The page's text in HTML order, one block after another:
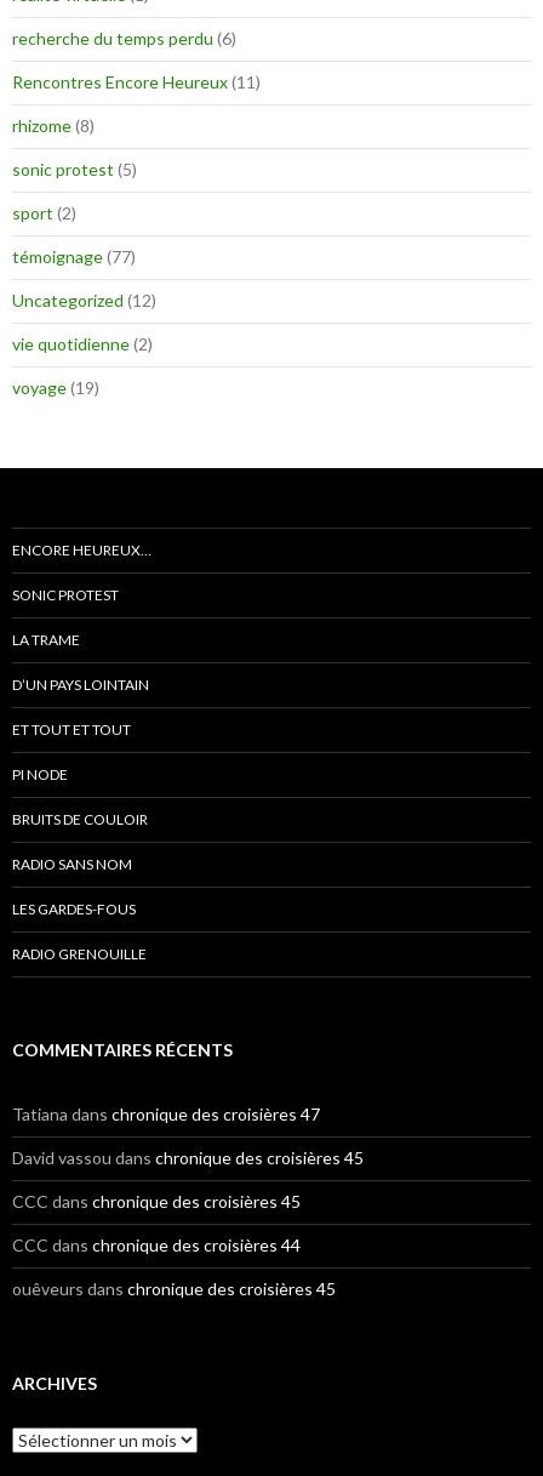
recherche du temps perdu (6)
Rencontres Encore Heureux(11)
rhizome(8)
sonic protest (5)
sport (2)
témoignage(77)
Uncategorized (12)
vie quotidienne(2)
voyage(19)
ENCORE HEUREUX…
SONIC PROTEST
LA TRAME
D’UN PAYS LOINTAIN
ET TOUT ET TOUT
PI NODE
BRUITS DE COULOIR
RADIO SANS NOM
LES GARDES-FOUS
RADIO GRENOUILLE
COMMENTAIRES RÉCENTS
Tatiana dans chronique des croisières 47
David vassou dans chronique des croisières 45
CCC dans chronique des croisières 45
CCC dans chronique des croisières 44
ouêveurs dans chronique des croisières 45
ARCHIVES
A
r